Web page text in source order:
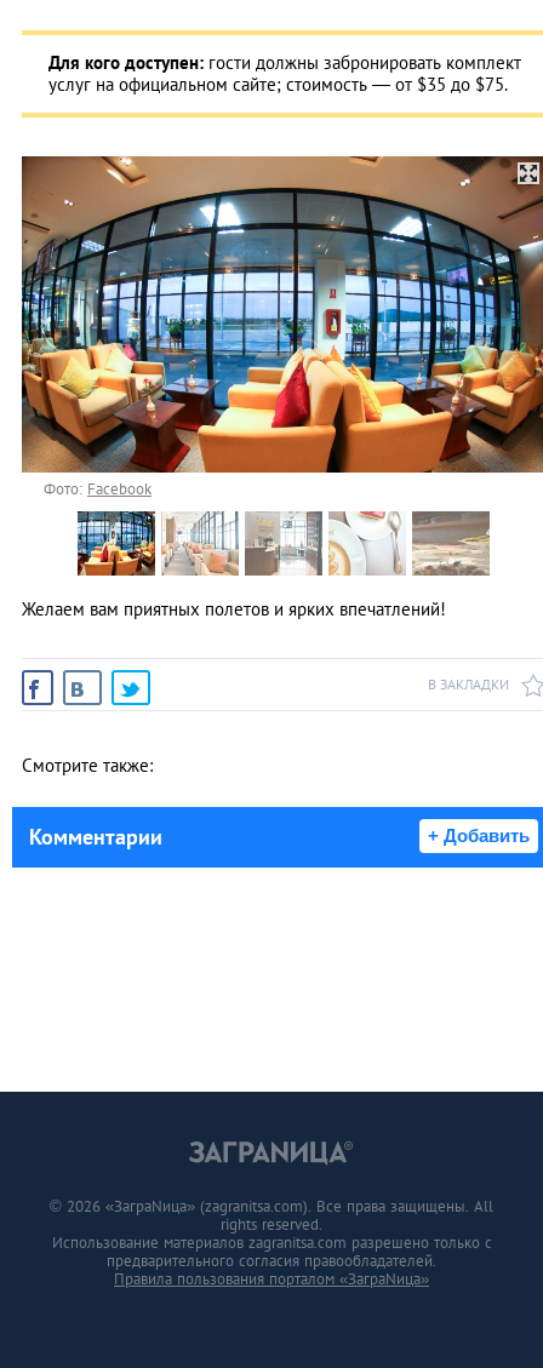
Для кого доступен: гости должны забронировать комплект
услуг на официальном сайте; стоимость — от $35 до $75.
Фото: Facebook
Желаем вам приятных полетов и ярких впечатлений!
В ЗАКЛАДКИ
Смотрите также:
Комментарии + Добавить
© 2026 «ЗаграNица» (zagranitsa.com). Все права защищены. All
rights reserved.
Использование материалов zagranitsa.com разрешено только с
предварительного согласия правообладателей.
Правила пользования порталом «ЗаграNица»